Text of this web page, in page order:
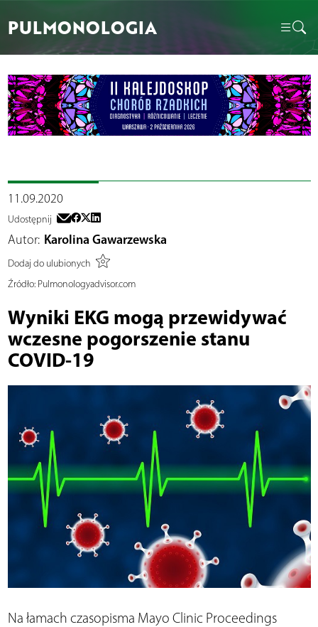
PULMONOLOGIA
11.09.2020
Udostępnij
Autor: Karolina Gawarzewska
Dodaj do ulubionych
Źródło:Pulmonologyadvisor.com
Wyniki EKG mogą przewidywać
wczesne pogorszenie stanu
COVID-19
Na łamach czasopisma Mayo Clinic Proceedings